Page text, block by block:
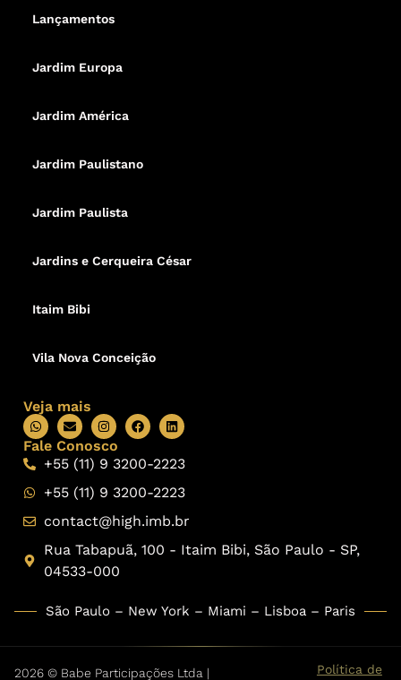
Lançamentos
Jardim Europa
Jardim América
Jardim Paulistano
Jardim Paulista
Jardins e Cerqueira César
Itaim Bibi
Vila Nova Conceição
Veja mais
Fale Conosco
+55 (11) 9 3200-2223
+55 (11) 9 3200-2223
contact@high.imb.br
Rua Tabapuã, 100 - Itaim Bibi, São Paulo - SP,
04533-000
São Paulo – New York – Miami – Lisboa – Paris
2026 © Babe Participações Ltda |
Política de